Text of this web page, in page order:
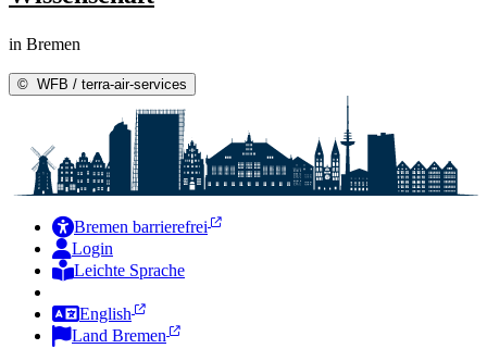
in Bremen
© WFB / terra-air-services
Bremen barrierefrei
Login
Leichte Sprache
English
Land Bremen